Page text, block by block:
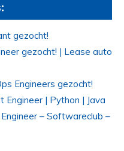
gezocht!
gezocht! | Lease auto
Engineers gezocht!
| Python | Java
– Softwareclub –